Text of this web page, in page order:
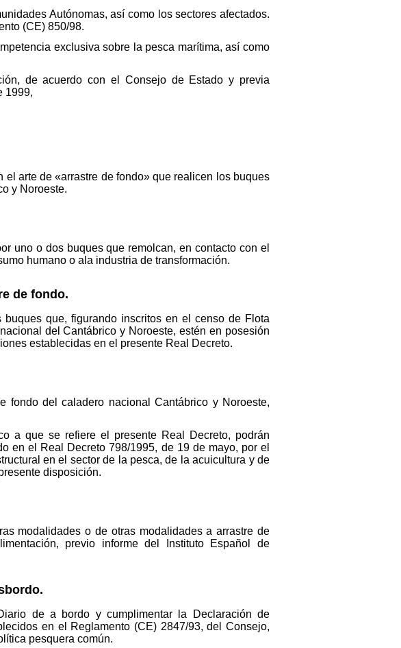
Autónomas, así como los sectores afectados.
(CE) 850/98.
exclusiva sobre la pesca marítima, así como
de acuerdo con el Consejo de Estado y previa
1999,
arte de «arrastre de fondo» que realicen los buques
y Noroeste.
uno o dos buques que remolcan, en contacto con el
humano o ala industria de transformación.
de fondo.
que, figurando inscritos en el censo de Flota
del Cantábrico y Noroeste, estén en posesión
establecidas en el presente Real Decreto.
del caladero nacional Cantábrico y Noroeste,
a que se refiere el presente Real Decreto, podrán
en el Real Decreto 798/1995, de 19 de mayo, por el
en el sector de la pesca, de la acuicultura y de
disposición.
modalidades o de otras modalidades a arrastre de
previo informe del Instituto Español de
de a bordo y cumplimentar la Declaración de
en el Reglamento (CE) 2847/93, del Consejo,
pesquera común.